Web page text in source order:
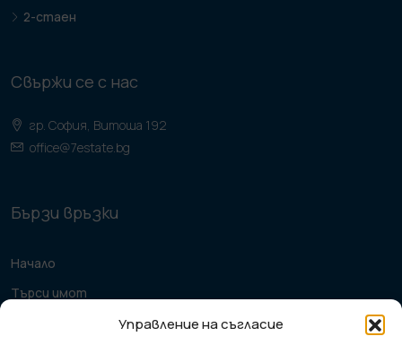
Управление на съгласие
2-стаен
Свържи се с нас
гр. София, Витоша 192
office@7estate.bg
Бързи връзки
Начало
Търси имот